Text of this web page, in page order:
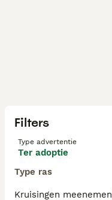
Filters
Type advertentie
Ter adoptie
Type ras
Kruisingen meenemen